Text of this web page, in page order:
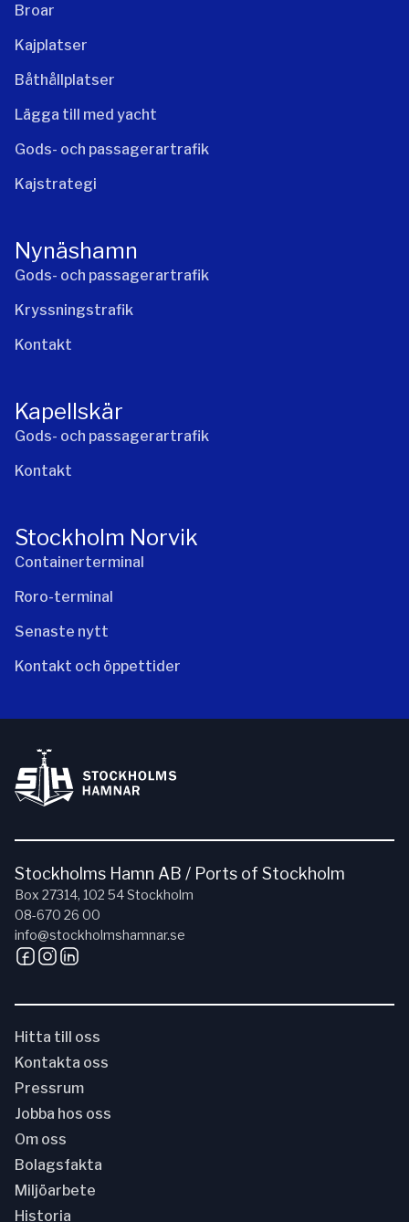
Broar
Kajplatser
Båthållplatser
Lägga till med yacht
Gods- och passagerartrafik
Kajstrategi
Nynäshamn
Gods- och passagerartrafik
Kryssningstrafik
Kontakt
Kapellskär
Gods- och passagerartrafik
Kontakt
Stockholm Norvik
Containerterminal
Roro-terminal
Senaste nytt
Kontakt och öppettider
Stockholms Hamn AB / Ports of Stockholm
Box 27314, 102 54 Stockholm
08-670 26 00
info@stockholmshamnar.se
Hitta till oss
Kontakta oss
Pressrum
Jobba hos oss
Om oss
Bolagsfakta
Miljöarbete
Historia